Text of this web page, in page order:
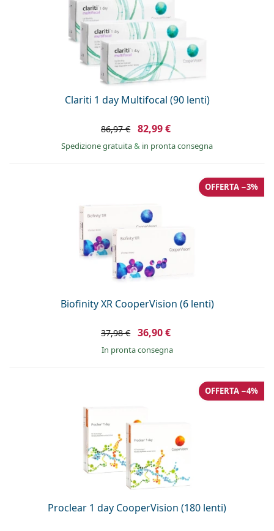
Clariti 1 day Multifocal (90 lenti)
86,97 € 82,99 €
Spedizione gratuita& in pronta consegna
Biofinity XR CooperVision (6 lenti)
OFFERTA −3%
37,98 € 36,90 €
in pronta consegna
Proclear 1 day CooperVision (180 lenti)
OFFERTA −4%